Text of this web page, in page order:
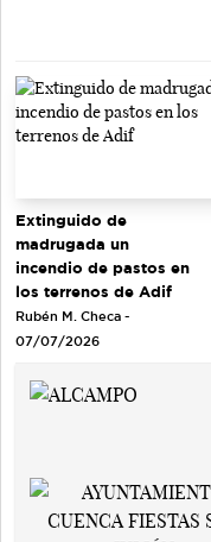
Extinguido de
madrugada un
incendio de pastos en
los terrenos de Adif
Rubén M. Checa -
07/07/2026